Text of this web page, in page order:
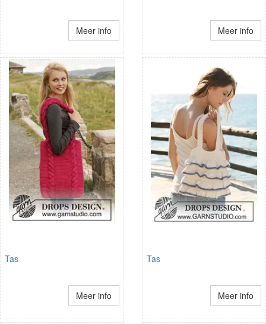
Meer info Meer info
Tas
Meer info
Tas
Meer info